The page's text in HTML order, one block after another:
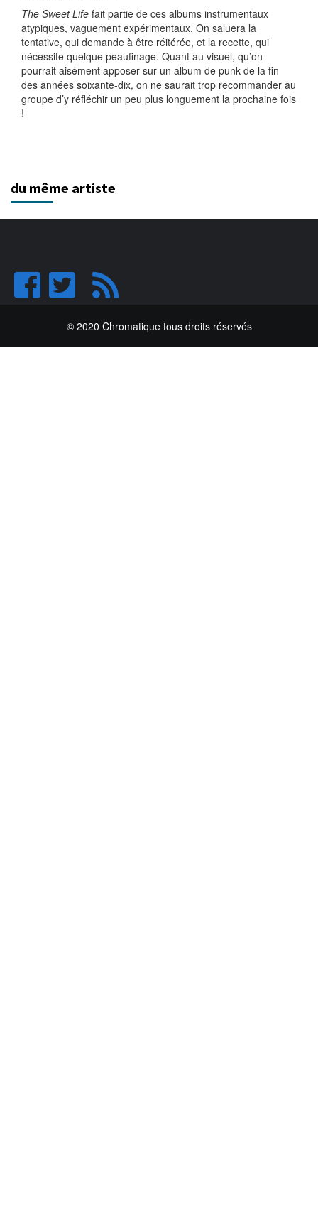
The Sweet Life fait partie de ces albums instrumentaux
atypiques, vaguement expérimentaux. On saluera la
tentative, qui demande à être réitérée, et la recette, qui
nécessite quelque peaufinage. Quant au visuel, qu’on
pourrait aisément apposer sur un album de punk de la fin
des années soixante-dix, on ne saurait trop recommander au
groupe d’y réfléchir un peu plus longuement la prochaine fois
!
du même artiste
© 2020 Chromatique tous droits réservés